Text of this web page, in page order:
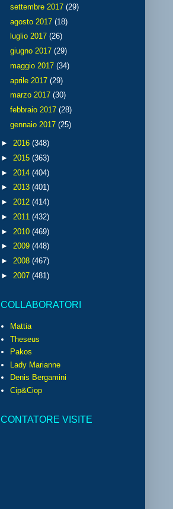
settembre 2017 (29)
agosto 2017 (18)
luglio 2017 (26)
giugno 2017 (29)
maggio 2017 (34)
aprile 2017 (29)
marzo 2017 (30)
febbraio 2017 (28)
gennaio 2017 (25)
► 2016 (348)
► 2015 (363)
► 2014 (404)
► 2013 (401)
► 2012 (414)
► 2011 (432)
► 2010 (469)
► 2009 (448)
► 2008 (467)
► 2007 (481)
COLLABORATORI
Mattia
Theseus
Pakos
Lady Marianne
Denis Bergamini
Cip&Ciop
CONTATORE VISITE